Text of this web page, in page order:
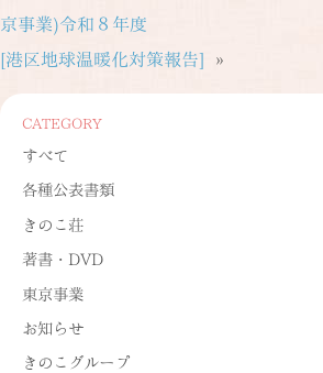
CATEGORY
すべて
各種公表書類
きのこ荘
著書・DVD
東京事業
お知らせ
きのこグループ
京事業)令和８年度
[港区地球温暖化対策報告] »